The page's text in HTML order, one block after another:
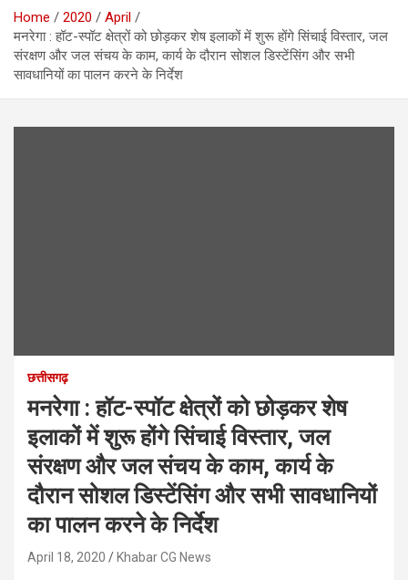
Home 2020
April
मनरेगा : हॉट-स्पॉट क्षेत्रों को छोड़कर शेष इलाकों में शुरू होंगे सिंचाई विस्तार, जल
संरक्षण और जल संचय के काम, कार्य के दौरान सोशल डिस्टेंसिंग और सभी
सावधानियों का पालन करने के निर्देश
छत्तीसगढ़
मनरेगा : हॉट-स्पॉट क्षेत्रों को छोड़कर शेष
इलाकों में शुरू होंगे सिंचाई विस्तार, जल
संरक्षण और जल संचय के काम, कार्य के
दौरान सोशल डिस्टेंसिंग और सभी सावधानियों
का पालन करने के निर्देश
April 18, 2020 Khabar CG News